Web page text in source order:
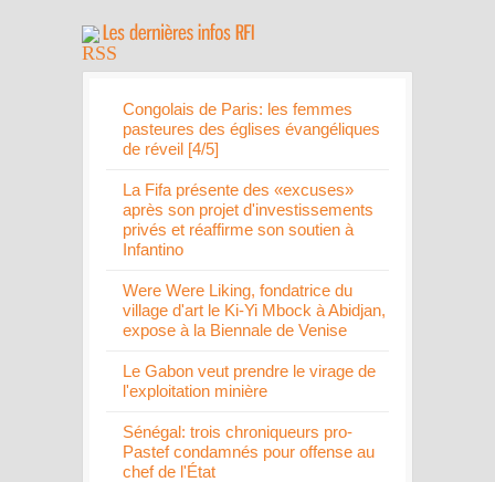
Congolais de Paris: les femmes
pasteures des églises évangéliques
de réveil [4/5]
La Fifa présente des «excuses»
après son projet d'investissements
privés et réaffirme son soutien à
Infantino
Were Were Liking, fondatrice du
village d'art le Ki-Yi Mbock à Abidjan,
expose à la Biennale de Venise
Le Gabon veut prendre le virage de
l'exploitation minière
Sénégal: trois chroniqueurs pro-
Pastef condamnés pour offense au
chef de l'État